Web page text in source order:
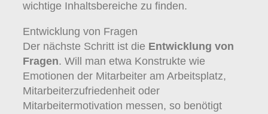
wichtige Inhaltsbereiche zu finden.
Entwicklung von Fragen
Der nächste Schritt ist die Entwicklung von
Fragen. Will man etwa Konstrukte wie
Emotionen der Mitarbeiter am Arbeitsplatz,
Mitarbeiterzufriedenheit oder
Mitarbeitermotivation messen, so benötigt